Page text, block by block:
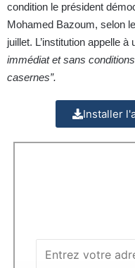
condition le président
Mohamed Bazoum, selon
juillet. L’institution appelle
immédiat et sans
casernes”.
Installer